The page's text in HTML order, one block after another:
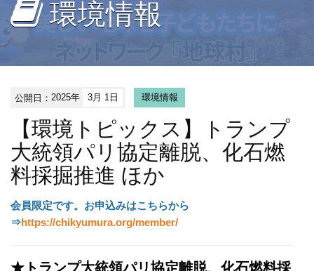
環境情報
公開日：2025年 3月 1日 環境情報
【環境トピックス】トランプ
大統領パリ協定離脱、化石燃
料採掘推進 ほか
会員限定です。 お申込みはこちらから
⇒https://chikyumura.org/member/
★トランプ大統領パリ協定離脱、化石燃料採